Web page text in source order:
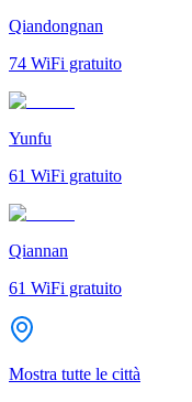
Qiandongnan
74 WiFi gratuito
Yunfu
61 WiFi gratuito
Qiannan
61 WiFi gratuito
Mostra tutte le città